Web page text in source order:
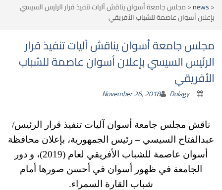
<
news
<مجلس جامعة أسوان يناقش آليات تنفيذ قرار الرئيس السيسي
بإعلان أسوان عاصمة للشباب الأفريقي
مجلس جامعة أسوان يناقش آليات تنفيذ قرار
الرئيس السيسي بإعلان أسوان عاصمة للشباب
الأفريقي
November 26, 2018 Dolagy
ناقش مجلس جامعة أسوان آليات تنفيذ قرار الرئيس/
عبدالفتاح السيسي – رئيس الجمهورية، بإعلان محافظة
أسوان عاصمة للشباب الأفريقي لعام (2019)، و دور
الجامعة في ظهور أسوان في أحسن صورها أمام
شباب القارة السمراء.